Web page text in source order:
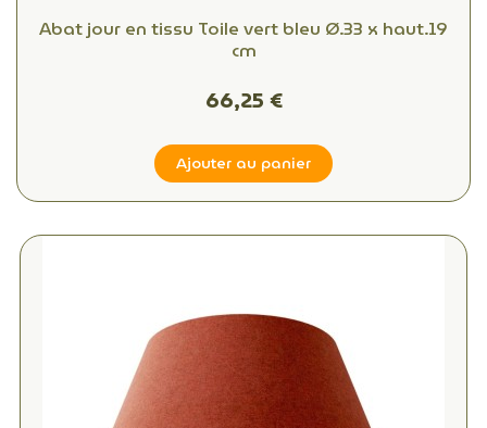
Abat jour en tissu Toile vert bleu Ø.33 x haut.19
cm
66,25 €
Ajouter au panier